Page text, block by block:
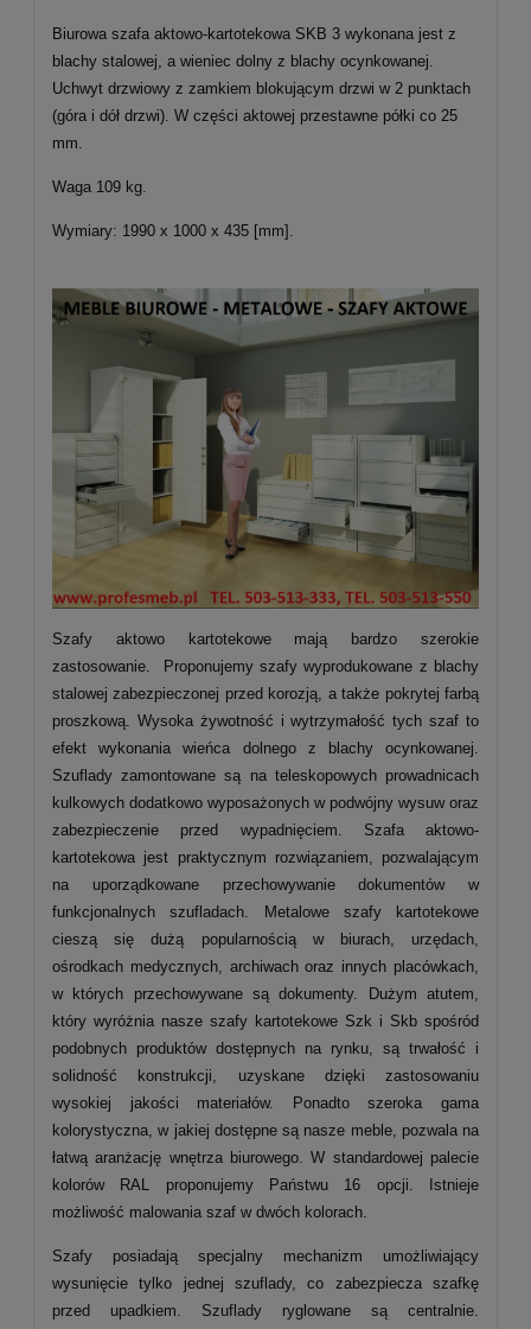
Biurowa szafa aktowo-kartotekowa SKB 3 wykonana jest z
blachy stalowej, a wieniec dolny z blachy ocynkowanej.
Uchwyt drzwiowy z zamkiem blokującym drzwi w 2 punktach
(góra i dół drzwi). W części aktowej przestawne półki co 25
mm.
Waga 109 kg.
Wymiary: 1990 x 1000 x 435 [mm].
Szafy aktowo kartotekowe mają bardzo szerokie
zastosowanie. Proponujemy szafy wyprodukowane z blachy
stalowej zabezpieczonej przed korozją, a także pokrytej farbą
proszkową. Wysoka żywotność i wytrzymałość tych szaf to
efekt wykonania wieńca dolnego z blachy ocynkowanej.
Szuflady zamontowane są na teleskopowych prowadnicach
kulkowych dodatkowo wyposażonych w podwójny wysuw oraz
zabezpieczenie przed wypadnięciem. Szafa aktowo-
kartotekowa jest praktycznym rozwiązaniem, pozwalającym
na uporządkowane przechowywanie dokumentów w
funkcjonalnych szufladach. Metalowe szafy kartotekowe
cieszą się dużą popularnością w biurach, urzędach,
ośrodkach medycznych, archiwach oraz innych placówkach,
w których przechowywane są dokumenty. Dużym atutem,
który wyróżnia nasze szafy kartotekowe Szk i Skb spośród
podobnych produktów dostępnych na rynku, są trwałość i
solidność konstrukcji, uzyskane dzięki zastosowaniu
wysokiej jakości materiałów. Ponadto szeroka gama
kolorystyczna, w jakiej dostępne są nasze meble, pozwala na
łatwą aranżację wnętrza biurowego. W standardowej palecie
kolorów RAL proponujemy Państwu 16 opcji. Istnieje
możliwość malowania szaf w dwóch kolorach.
Szafy posiadają specjalny mechanizm umożliwiający
wysunięcie tylko jednej szuflady, co zabezpiecza szafkę
przed upadkiem. Szuflady ryglowane są centralnie.